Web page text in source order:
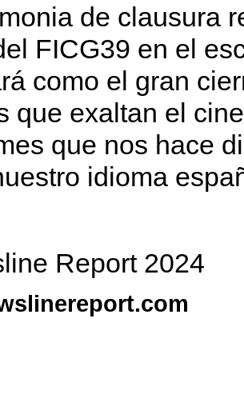
de clausura
FICG39 en el
como el gran
que exaltan el
que nos hace
idioma
Report 2024